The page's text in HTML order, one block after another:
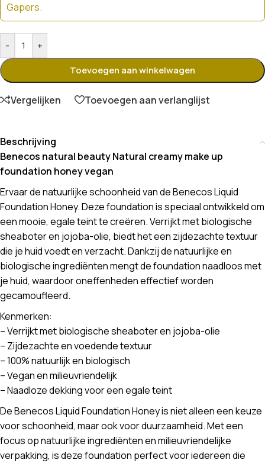
Gapers.
- +
Toevoegen aan winkelwagen
Vergelijken Toevoegen aan verlanglijst
Beschrijving
Benecos natural beauty Natural creamy make up
foundation honey vegan
Ervaar de natuurlijke schoonheid van de Benecos Liquid
Foundation Honey. Deze foundation is speciaal ontwikkeld om
een mooie, egale teint te creëren. Verrijkt met biologische
sheaboter en jojoba-olie, biedt het een zijdezachte textuur
die je huid voedt en verzacht. Dankzij de natuurlijke en
biologische ingrediënten mengt de foundation naadloos met
je huid, waardoor oneffenheden effectief worden
gecamoufleerd.
Kenmerken:
– Verrijkt met biologische sheaboter en jojoba-olie
– Zijdezachte en voedende textuur
– 100% natuurlijk en biologisch
– Vegan en milieuvriendelijk
– Naadloze dekking voor een egale teint
De Benecos Liquid Foundation Honey is niet alleen een keuze
voor schoonheid, maar ook voor duurzaamheid. Met een
focus op natuurlijke ingrediënten en milieuvriendelijke
verpakking, is deze foundation perfect voor iedereen die